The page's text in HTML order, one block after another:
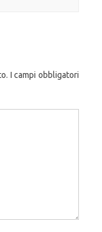
I campi obbligatori